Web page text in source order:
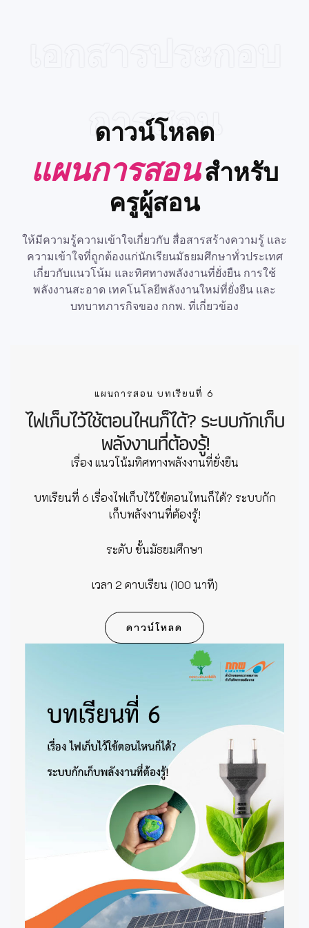
เอกสารประกอบ
การสอน
ดาวน์โหลด
แผนการสอนสำหรับ
ครูผู้สอน
ให้มีความรู้ความเข้าใจเกี่ยวกับ สื่อสารสร้างความรู้ และ
ความเข้าใจที่ถูกต้องแก่นักเรียนมัธยมศึกษาทั่วประเทศ
เกี่ยวกับแนวโน้ม และทิศทางพลังงานที่ยั่งยืน การใช้
พลังงานสะอาด เทคโนโลยีพลังงานใหม่ที่ยั่งยืน และ
บทบาทภารกิจของ กกพ. ที่เกี่ยวข้อง
แผนการสอน บทเรียนที่ 6
ไฟเก็บไว้ใช้ตอนไหนก็ได้? ระบบกักเก็บ
พลังงานที่ต้องรู้!
เรื่อง แนวโน้มทิศทางพลังงานที่ยั่งยืน
บทเรียนที่ 6 เรื่องไฟเก็บไว้ใช้ตอนไหนก็ได้? ระบบกัก
เก็บพลังงานที่ต้องรู้!
ระดับ ชั้นมัธยมศึกษา
เวลา 2 คาบเรียน (100 นาที)
ดาวน์โหลด